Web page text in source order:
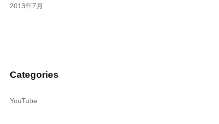
2013年7月
Categories
YouTube